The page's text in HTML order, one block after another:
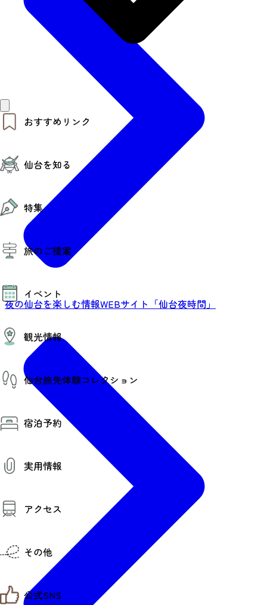
おすすめリンク
モデルコース
エリアガイド
お知らせ
お得なチケット
仙台を知る
仙台の魅力
エリアガイド
復興に向けて
仙台観光PR動画ライブラリー
仙台から行く東北周遊旅
伝統的工芸品
特集
夜時間トピックス
旅のご提案
AIおまかせコース
オリジナルプラン
イベント
その他イベント情報（音楽・展示会）
スポーツ情報
コンベンション情報
観光情報
温泉
美味いもの
季節のイベント
プロスポーツチーム・プロオーケストラ
仙台の銘品
仙台観光マップ
仙台旅先体験コレクション
仙台旅先体験コレクション
体験プログラム検索（予約）
体験事業者からのお知らせ
体験トピックス
体験事業者
宿泊予約
実用情報
お役立ち情報
仙台観光マップ
アクセス
仙台までの経路検索
市内の交通情報
お得なチケット
その他
お知らせ
お問い合わせ
公式SNS
夜の仙台を楽しむ情報WEBサイト「仙台夜時間」